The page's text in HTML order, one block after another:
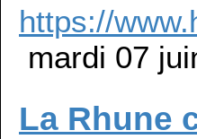
https://
mardi 07
La Rhune